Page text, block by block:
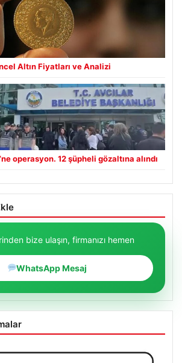
Altın Fiyatları ve Analizi
operasyon. 12 şüpheli gözaltına alındı
bize ulaşın, firmanızı hemen
WhatsApp Mesaj